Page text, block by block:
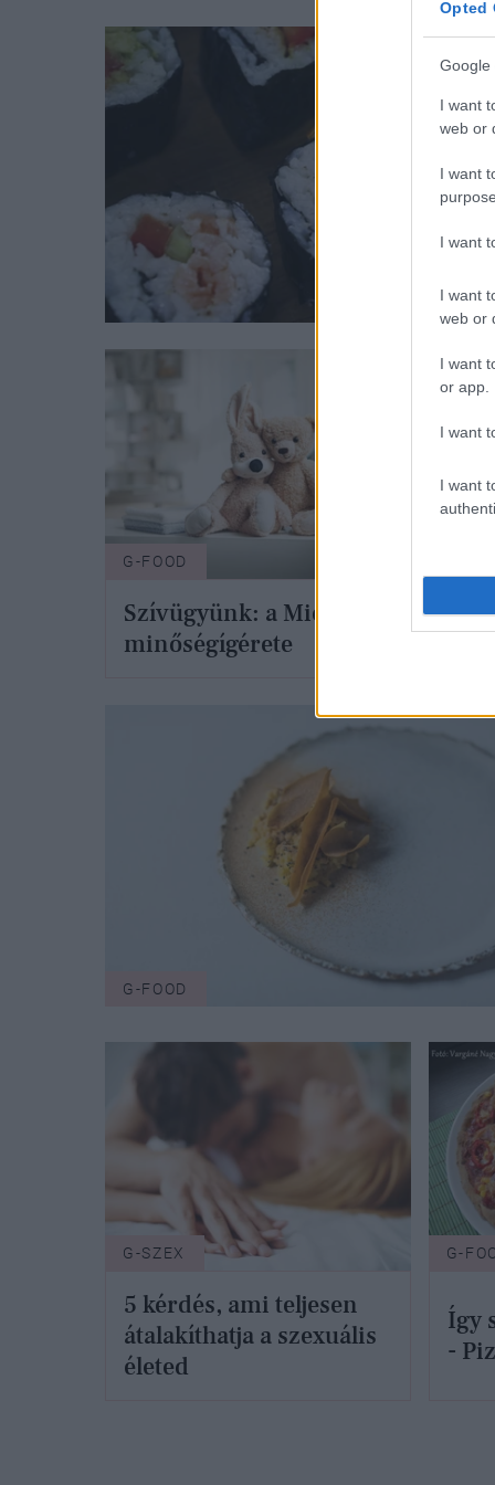
Opted
Google
I want
web or
I want
I want
I want
web or
I want
or app.
I want
I want
G-FOOD
Szívügyünk: a Miele
minőségígérete
G-FOOD
G-SZEX
5 kérdés, ami teljesen
átalakíthatja a szexuális
életed
G-
Így
-